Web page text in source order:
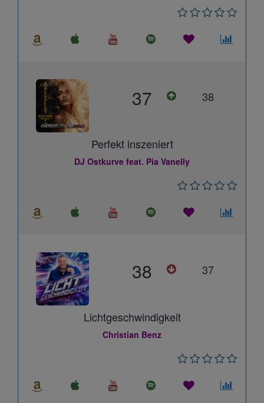
37 38
Perfekt inszeniert
DJ Ostkurve feat. Pia Vanelly
38 37
Lichtgeschwindigkeit
Christian Benz